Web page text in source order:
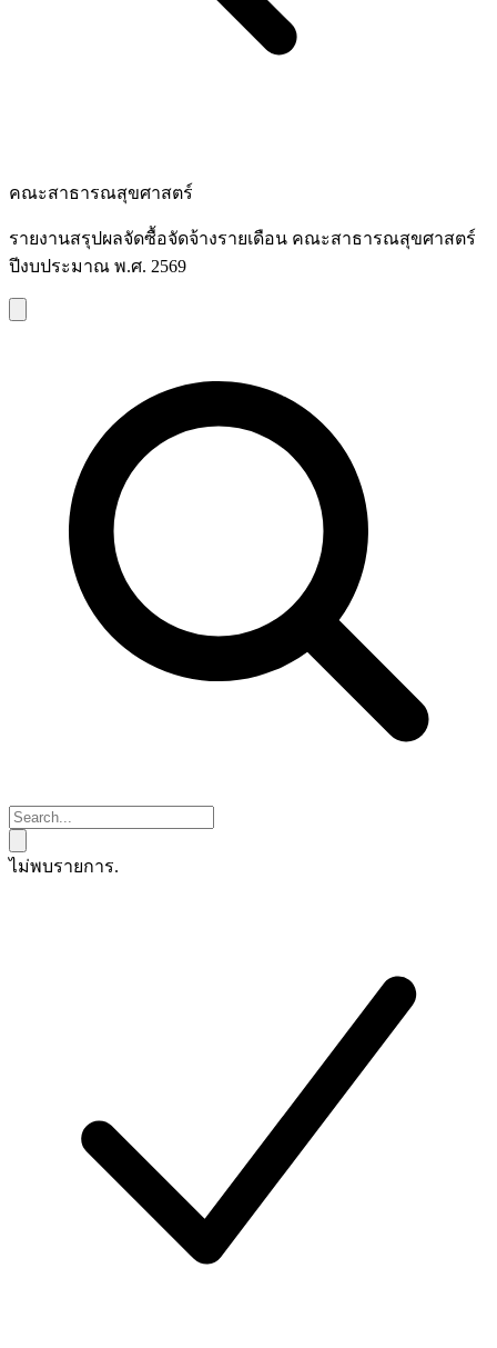
คณะสาธารณสุขศาสตร์
รายงานสรุปผลจัดซื้อจัดจ้างรายเดือน คณะสาธารณสุขศาสตร์
ปีงบประมาณ พ.ศ. 2569
ไม่พบรายการ.